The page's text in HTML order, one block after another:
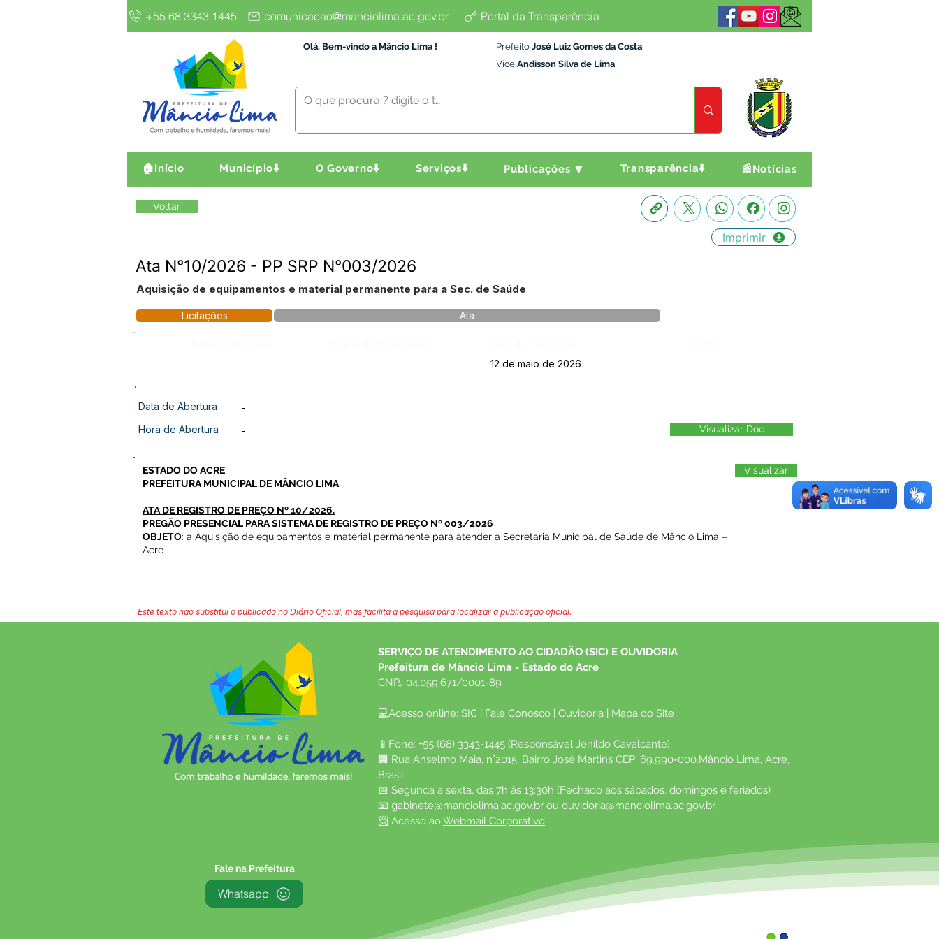
+55 68 3343 1445 comunicacao@manciolima.ac.gov.br Portal da Transparência
Olá, Bem-vindo a Mâncio Lima ! Prefeito José Luiz Gomes da Costa
Vice Andisson Silva de Lima
🏠Início Município⬇️ O Governo⬇️ Serviços⬇️ Publicações 🔽 Transparência⬇️ 📰Notícias
Voltar
Imprimir
Ata N°10/2026 - PP SRP N°003/2026
Aquisição de equipamentos e material permanente para a Sec. de Saúde
Licitações Ata
12 de maio de 2026
Data de Abertura
-
Hora de Abertura
- Visualizar Doc
ESTADO DO ACRE
PREFEITURA MUNICIPAL DE MÂNCIO LIMA
ATA DE REGISTRO DE PREÇO Nº 10/2026.
PREGÃO PRESENCIAL PARA SISTEMA DE REGISTRO DE PREÇO Nº 003/2026
OBJETO: a Aquisição de equipamentos e material permanente para atender a Secretaria Municipal de Saúde de Mâncio Lima –
Acre
Visualizar
Este texto não substitui o publicado no Diário Oficial, mas facilita a pesquisa para localizar a publicação oficial.
SERVIÇO DE ATENDIMENTO AO CIDADÃO (SIC) E OUVIDORIA
Prefeitura de Mâncio Lima - Estado do Acre
CNPJ 04.059.671/0001-89
💻Acesso online: SIC | Fale Conosco | Ouvidoria | Mapa do Site
📱Fone: +55 (68) 3343-1445 (Responsável Jenildo Cavalcante)
🏢 Rua Anselmo Maia, n°2015, Bairro José Martins CEP: 69.990-000.Mâncio Lima, Acre,
Brasil
📅 Segunda a sexta, das 7h às 13:30h (Fechado aos sábados, domingos e feriados)
📧 gabinete@manciolima.ac.gov.br ou ouvidoria@manciolima.ac.gov.br
📨 Acesso ao Webmail Corporativo
Fale na Prefeitura
Whatsapp